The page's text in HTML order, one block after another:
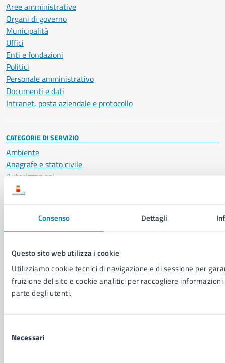
Consenso Dettagli
Questo sito web utilizza i cookie
Utilizziamo cookie tecnici di navigazione e di sessione per
fruizione del sito e cookie analitici per raccogliere
parte degli utenti.
delNecessari
Aree amministrative
Organi di governo
Municipalità
Uffici
Enti e fondazioni
Politici
Personale amministrativo
Documenti e dati
Intranet, posta aziendale e protocollo
CATEGORIE DI SERVIZIO
Ambiente
Anagrafe e stato civile
Autorizzazioni
Cultura e tempo libero
Educazione e formazione
Giustizia e sicurezza pubblica
Salute, benessere e assistenza
Servizi Cimiteriali
Vita lavorativa
Avvisi